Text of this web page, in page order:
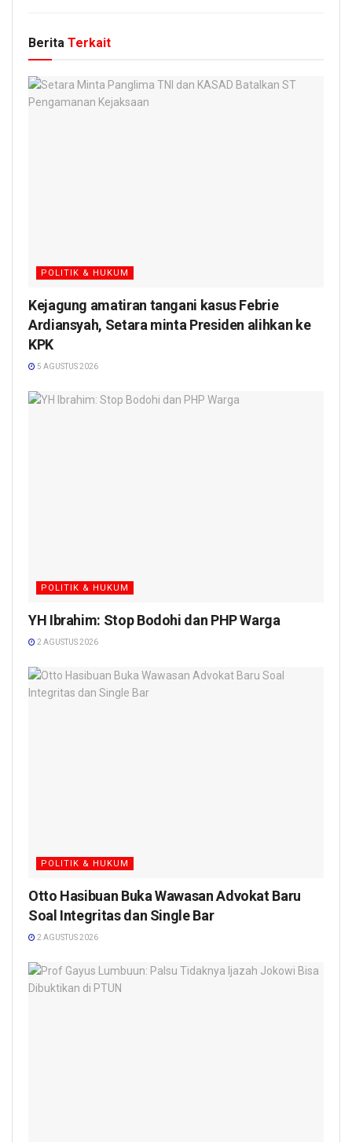
Berita Terkait
POLITIK & HUKUM
Kejagung amatiran tangani kasus Febrie
Ardiansyah, Setara minta Presiden alihkan ke
KPK
5 AGUSTUS 2026
POLITIK & HUKUM
YH Ibrahim: Stop Bodohi dan PHP Warga
2 AGUSTUS 2026
POLITIK & HUKUM
Otto Hasibuan Buka Wawasan Advokat Baru
Soal Integritas dan Single Bar
2 AGUSTUS 2026